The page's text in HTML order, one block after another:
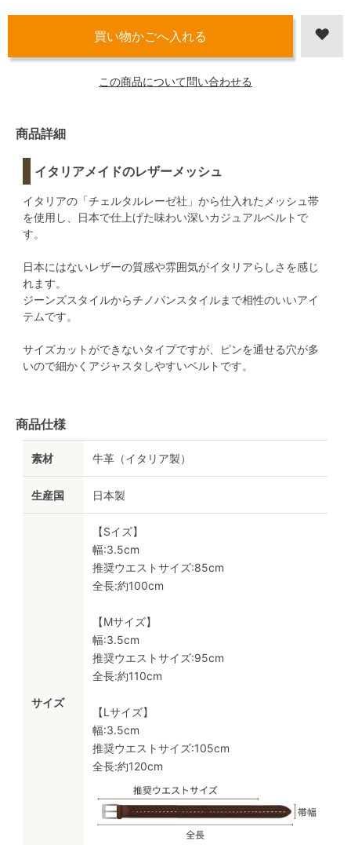
この商品について問い合わせる
商品詳細
イタリアメイドのレザーメッシュ
イタリアの「チェルタルレーゼ社」から仕入れたメッシュ帯
を使用し、日本で仕上げた味わい深いカジュアルベルトで
す。
日本にはないレザーの質感や雰囲気がイタリアらしさを感じ
れます。
ジーンズスタイルからチノパンスタイルまで相性のいいアイ
テムです。
サイズカットができないタイプですが、ピンを通せる穴が多
いので細かくアジャスタしやすいベルトです。
商品仕様
素材 牛革（イタリア製）
生産国 日本製
サイズ
【Sイズ】
幅:3.5cm
推奨ウエストサイズ:85cm
全長:約100cm
【Mサイズ】
幅:3.5cm
推奨ウエストサイズ:95cm
全長:約110cm
【Lサイズ】
幅:3.5cm
推奨ウエストサイズ:105cm
全長:約120cm